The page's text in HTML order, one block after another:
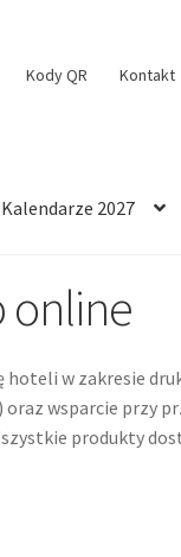
Kody QR Kontakt
Kalendarze 2027
online
w zakresie
wsparcie przy
produkty